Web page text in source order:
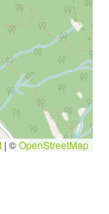
| ©OpenStreetMap